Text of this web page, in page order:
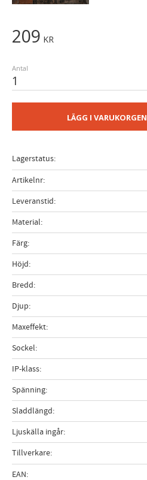
209 KR
Antal
LÄGG I VARUKORGEN
Lagerstatus
Artikelnr
Leveranstid
Material
Färg
Höjd
Bredd
Djup
Maxeffekt
Sockel
IP-klass
Spänning
Sladdlängd
Ljuskälla ingår
Tillverkare
EAN